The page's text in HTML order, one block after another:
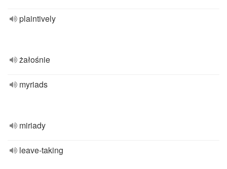
plaintively
żałośnie
myriads
miriady
leave-taking